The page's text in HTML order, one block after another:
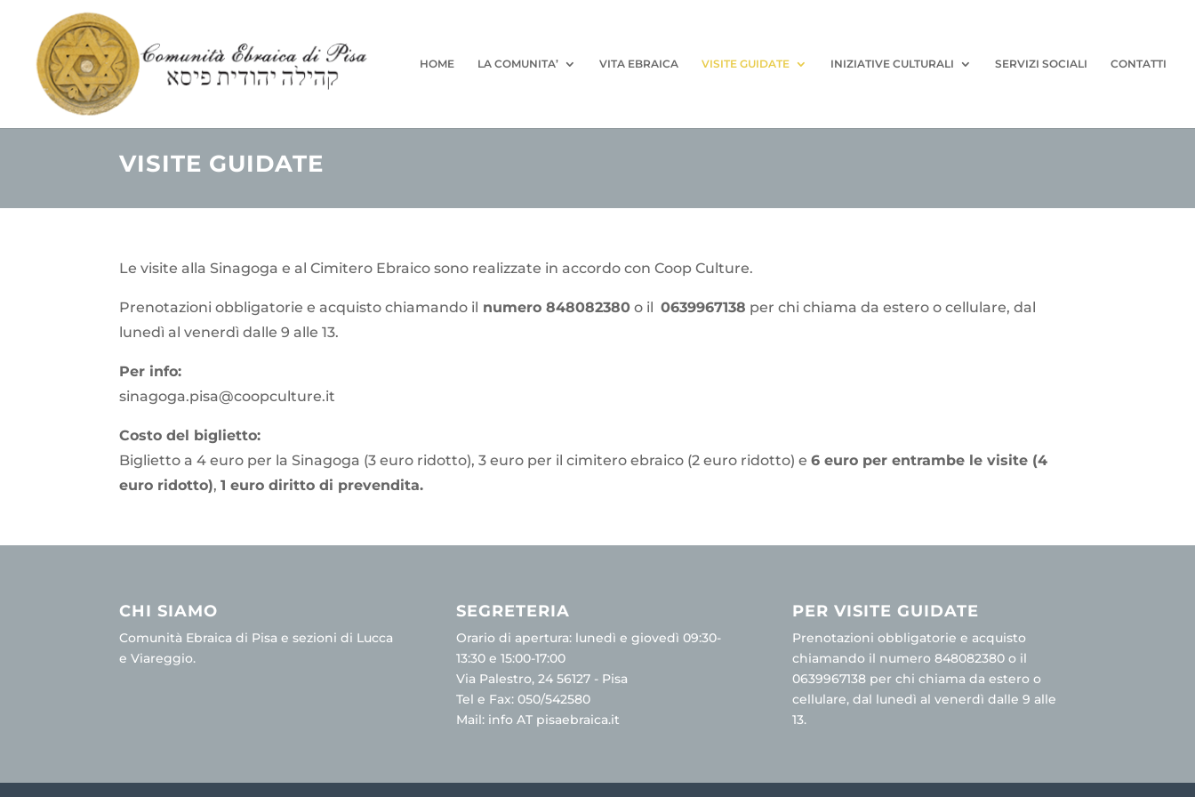
HOME LA COMUNITA’ VITA EBRAICA VISITE GUIDATE INIZIATIVE CULTURALI SERVIZI SOCIALI CONTATTI
VISITE GUIDATE
Le visite alla Sinagoga e al Cimitero Ebraico sono realizzate in accordo con Coop Culture.
Prenotazioni obbligatorie e acquisto chiamando il numero 848082380 o il0639967138 per chi chiama da estero o cellulare, dal
lunedì al venerdì dalle 9 alle 13.
Per info:
sinagoga.pisa@coopculture.it
Costo del biglietto:
Biglietto a 4 euro per la Sinagoga (3 euro ridotto), 3 euro per il cimitero ebraico (2 euro ridotto) e6 euro per entrambe le visite (4
euro ridotto),1 euro diritto di prevendita.
CHI SIAMO
Comunità Ebraica di Pisa e sezioni di Lucca
e Viareggio.
SEGRETERIA
Orario di apertura: lunedì e giovedì 09:30-
13:30 e 15:00-17:00
Via Palestro, 24 56127 - Pisa
Tel e Fax: 050/542580
Mail: info AT pisaebraica.it
PER VISITE GUIDATE
Prenotazioni obbligatorie e acquisto
chiamando il numero 848082380 o il
0639967138 per chi chiama da estero o
cellulare, dal lunedì al venerdì dalle 9 alle
13.